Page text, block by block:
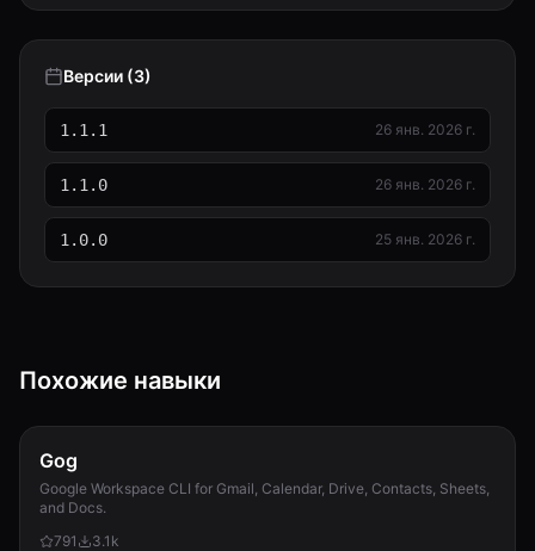
Версии (3)
1.1.1 26 янв. 2026 г.
1.1.0 26 янв. 2026 г.
1.0.0 25 янв. 2026 г.
Похожие навыки
Gog
Google Workspace CLI for Gmail, Calendar, Drive, Contacts, Sheets,
and Docs.
791
3.1k